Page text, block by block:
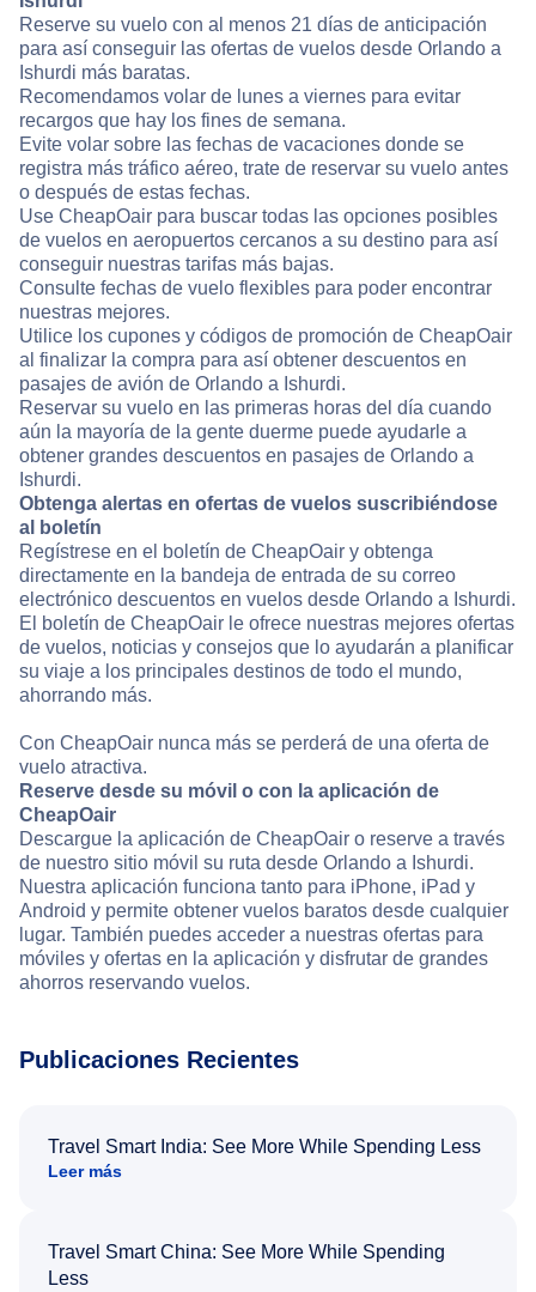
Reserve su vuelo con al menos 21 días de anticipación
para así conseguir las ofertas de vuelos desde Orlando a
Ishurdi más baratas.
Recomendamos volar de lunes a viernes para evitar
recargos que hay los fines de semana.
Evite volar sobre las fechas de vacaciones donde se
registra más tráfico aéreo, trate de reservar su vuelo antes
o después de estas fechas.
Use CheapOair para buscar todas las opciones posibles
de vuelos en aeropuertos cercanos a su destino para así
conseguir nuestras tarifas más bajas.
Consulte fechas de vuelo flexibles para poder encontrar
nuestras mejores.
Utilice los cupones y códigos de promoción de CheapOair
al finalizar la compra para así obtener descuentos en
pasajes de avión de Orlando a Ishurdi.
Reservar su vuelo en las primeras horas del día cuando
aún la mayoría de la gente duerme puede ayudarle a
obtener grandes descuentos en pasajes de Orlando a
Ishurdi.
Obtenga alertas en ofertas de vuelos suscribiéndose
al boletín
Regístrese en el boletín de CheapOair y obtenga
directamente en la bandeja de entrada de su correo
electrónico descuentos en vuelos desde Orlando a Ishurdi.
El boletín de CheapOair le ofrece nuestras mejores ofertas
de vuelos, noticias y consejos que lo ayudarán a planificar
su viaje a los principales destinos de todo el mundo,
ahorrando más.
Con CheapOair nunca más se perderá de una oferta de
vuelo atractiva.
Reserve desde su móvil o con la aplicación de
CheapOair
Descargue la aplicación de CheapOair o reserve a través
de nuestro sitio móvil su ruta desde Orlando a Ishurdi.
Nuestra aplicación funciona tanto para iPhone, iPad y
Android y permite obtener vuelos baratos desde cualquier
lugar. También puedes acceder a nuestras ofertas para
móviles y ofertas en la aplicación y disfrutar de grandes
ahorros reservando vuelos.
Publicaciones Recientes
Travel Smart India: See More While Spending Less
Leer más
Travel Smart China: See More While Spending
Less